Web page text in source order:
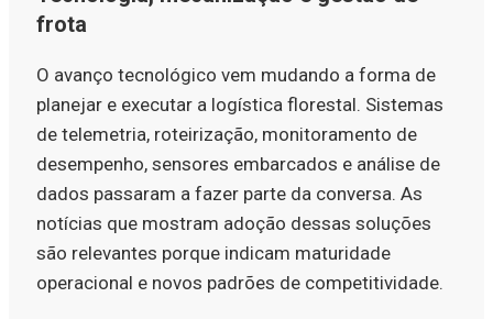
frota
O avanço tecnológico vem mudando a forma de
planejar e executar a logística florestal. Sistemas
de telemetria, roteirização, monitoramento de
desempenho, sensores embarcados e análise de
dados passaram a fazer parte da conversa. As
notícias que mostram adoção dessas soluções
são relevantes porque indicam maturidade
operacional e novos padrões de competitividade.